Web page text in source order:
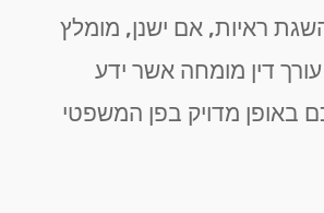
ראיות, אם ישנן, מומלץ
דין מומחה אשר ידע
באופן מדויק בפן המשפטי